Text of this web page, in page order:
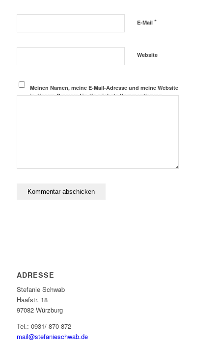
E-Mail *
Website
Meinen Namen, meine E-Mail-Adresse und meine Website
in diesem Browser für die nächste Kommentierung
ADRESSE
Stefanie Schwab
Haafstr. 18
97082 Würzburg
Tel.: 0931/ 870 872
mail@stefanieschwab.de